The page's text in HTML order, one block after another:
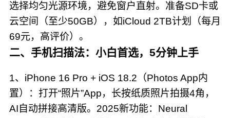
选择均匀光源环境，避免窗户直射。准备SD卡或
云空间（至少50GB），如iCloud 2TB计划（每月
69元，高评价）。
二、手机扫描法：小白首选，5分钟上手
1、iPhone 16 Pro + iOS 18.2（Photos App内
置）：打开“照片”App，长按纸质照片拍摄4角，
AI自动拼接高清版。2025新功能：Neural